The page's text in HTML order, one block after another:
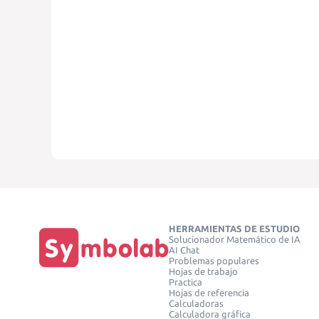
HERRAMIENTAS DE ESTUDIO
Solucionador Matemático de IA
AI Chat
Problemas populares
Hojas de trabajo
Practica
Hojas de referencia
Calculadoras
Calculadora gráfica